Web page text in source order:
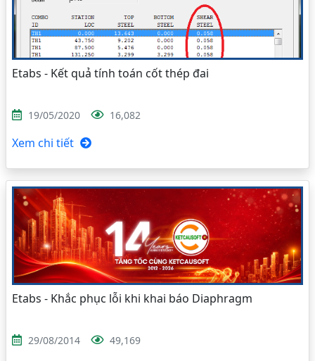
Etabs - Kết quả tính toán cốt thép đai
19/05/2020 16,082
Xem chi tiết
Etabs - Khắc phục lỗi khi khai báo Diaphragm
29/08/2014 49,169